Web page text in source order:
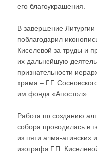
его благоукрашения.
В завершение Литургии
поблагодарил
Киселевой за труды и
их дальнейшую
признательности
храма – Г.Г.
им фонда «Апостол».
Работа по созданию
собора проводилась в
из пяти алма-атинских
изографа Г.П.